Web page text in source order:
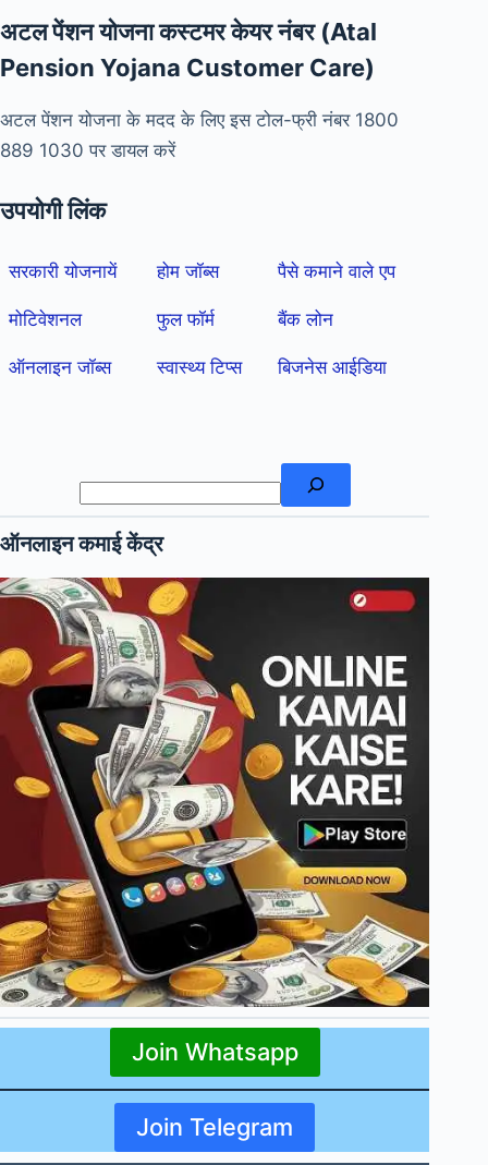
अटल पेंशन योजना कस्टमर केयर नंबर (Atal
Pension Yojana Customer Care)
अटल पेंशन योजना के मदद के लिए इस टोल-फ्री नंबर 1800
889 1030 पर डायल करें
उपयोगी लिंक
सरकारी योजनायें होम जॉब्स पैसे कमाने वाले एप
मोटिवेशनल फुल फॉर्म बैंक लोन
ऑनलाइन जॉब्स स्वास्थ्य टिप्स बिजनेस आईडिया
ऑनलाइन कमाई केंद्र
Join Whatsapp
Join Telegram